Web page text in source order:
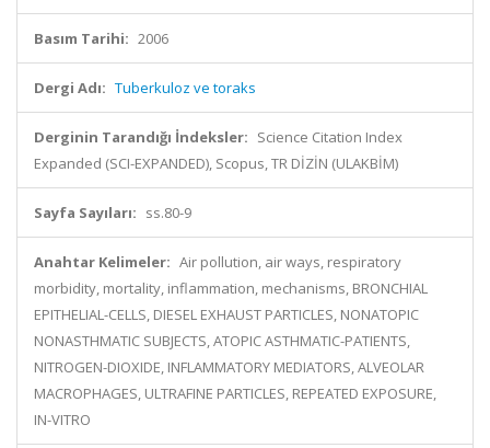
Basım Tarihi: 2006
Dergi Adı: Tuberkuloz ve toraks
Derginin Tarandığı İndeksler: Science Citation Index
Expanded (SCI-EXPANDED), Scopus, TR DİZİN (ULAKBİM)
Sayfa Sayıları: ss.80-9
Anahtar Kelimeler: Air pollution, air ways, respiratory
morbidity, mortality, inflammation, mechanisms, BRONCHIAL
EPITHELIAL-CELLS, DIESEL EXHAUST PARTICLES, NONATOPIC
NONASTHMATIC SUBJECTS, ATOPIC ASTHMATIC-PATIENTS,
NITROGEN-DIOXIDE, INFLAMMATORY MEDIATORS, ALVEOLAR
MACROPHAGES, ULTRAFINE PARTICLES, REPEATED EXPOSURE,
IN-VITRO